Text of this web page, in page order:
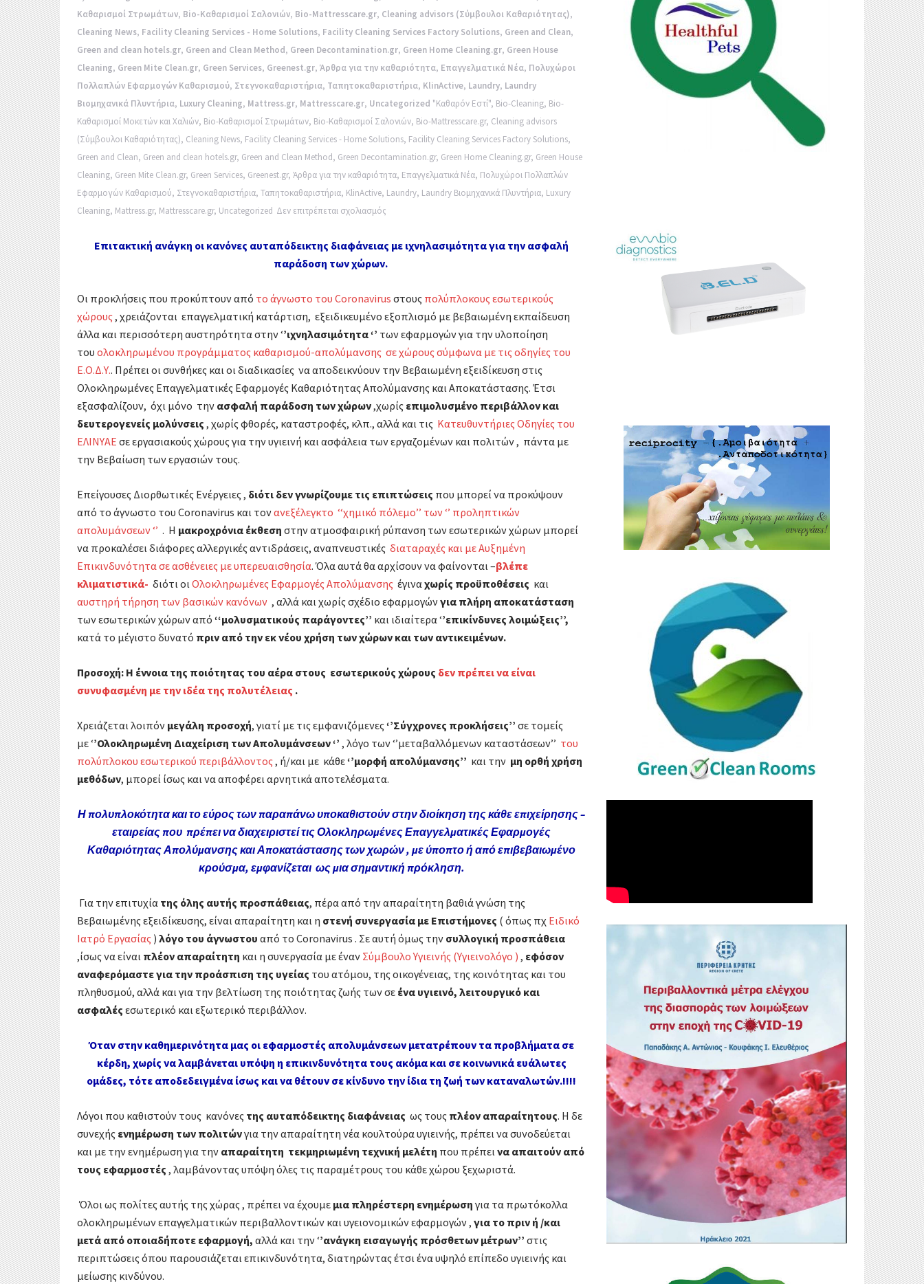
Καθαρισμοί Στρωμάτων, Bio-Καθαρισμοί Σαλονιών, Bio-Mattresscare.gr, Cleaning advisors (Σύμβουλοι Καθαριότητας),
Cleaning News, Facility Cleaning Services - Home Solutions, Facility Cleaning Services Factory Solutions, Green and Clean,
Green and clean hotels.gr, Green and Clean Method, Green Decontamination.gr, Green Home Cleaning.gr, Green House
Cleaning, Green Mite Clean.gr, Green Services, Greenest.gr, Άρθρα για την καθαριότητα, Επαγγελματικά Νέα, Πολυχώροι
Πολλαπλών Εφαρμογών Καθαρισμού, Στεγνοκαθαριστήρια, Ταπητοκαθαριστήρια, KlinActive, Laundry, Laundry
Βιομηχανικά Πλυντήρια, Luxury Cleaning, Mattress.gr, Mattresscare.gr, Uncategorized "Καθαρόν Εστί", Bio-Cleaning, Bio-
Καθαρισμοί Μοκετών και Χαλιών, Bio-Καθαρισμοί Στρωμάτων, Bio-Καθαρισμοί Σαλονιών, Bio-Mattresscare.gr, Cleaning advisors
(Σύμβουλοι Καθαριότητας), Cleaning News, Facility Cleaning Services - Home Solutions, Facility Cleaning Services Factory Solutions,
Green and Clean, Green and clean hotels.gr, Green and Clean Method, Green Decontamination.gr, Green Home Cleaning.gr, Green House
Cleaning, Green Mite Clean.gr, Green Services, Greenest.gr, Άρθρα για την καθαριότητα, Επαγγελματικά Νέα, Πολυχώροι Πολλαπλών
Εφαρμογών Καθαρισμού, Στεγνοκαθαριστήρια, Ταπητοκαθαριστήρια, KlinActive, Laundry, Laundry Βιομηχανικά Πλυντήρια, Luxury
Cleaning, Mattress.gr, Mattresscare.gr, Uncategorized Δεν επιτρέπεται σχολιασμός
ανάγκη
οι
αυταπόδεικτης
διαφάνειας
με
ιχνηλασιμότητα
για
την
ασφαλή
παράδοση
των
Επιτακτική ανάγκη οι κανόνες αυταπόδεικτης διαφάνειας με ιχνηλασιμότητα για την ασφαλή
παράδοση των χώρων.
Οι προκλήσεις που προκύπτουν από το άγνωστο του Coronavirus στους πολύπλοκους εσωτερικούς
χώρους , χρειάζονται επαγγελματική κατάρτιση, εξειδικευμένο εξοπλισμό με βεβαιωμένη εκπαίδευση
άλλα και περισσότερη αυστηρότητα στην ‘’ιχνηλασιμότητα ‘’ των εφαρμογών για την υλοποίηση
του ολοκληρωμένου προγράμματος καθαρισμού-απολύμανσης σε χώρους σύμφωνα με τις οδηγίες του
Ε.Ο.Δ.Υ.. Πρέπει οι συνθήκες και οι διαδικασίες να αποδεικνύουν την Βεβαιωμένη εξειδίκευση στις
Ολοκληρωμένες Επαγγελματικές Εφαρμογές Καθαριότητας Απολύμανσης και Αποκατάστασης. Έτσι
εξασφαλίζουν, όχι μόνο την ασφαλή παράδοση των χώρων,χωρίς επιμολυσμένο περιβάλλον και
δευτερογενείς μολύνσεις , χωρίς φθορές, καταστροφές, κλπ., αλλά και τις Κατευθυντήριες Οδηγίες του
ΕΛΙΝΥΑΕ σε εργασιακούς χώρους για την υγιεινή και ασφάλεια των εργαζομένων και πολιτών , πάντα με
την Βεβαίωση των εργασιών τους.
Επείγουσες Διορθωτικές Ενέργειες , διότι δεν γνωρίζουμε τις επιπτώσεις που μπορεί να προκύψουν
από το άγνωστο του Coronavirus και τονανεξέλεγκτο ‘‘χημικό πόλεμο’’ των ‘’ προληπτικών
απολυμάνσεων ‘’ . Η μακροχρόνια έκθεση στην ατμοσφαιρική ρύπανση των εσωτερικών χώρων μπορεί
να προκαλέσει διάφορες αλλεργικές αντιδράσεις, αναπνευστικές διαταραχές και με Αυξημένη
Επικινδυνότητα σε ασθένειες με υπερευαισθησία. Όλα αυτά θα αρχίσουν να φαίνονται –βλέπε
κλιματιστικά- διότι οιΟλοκληρωμένες Εφαρμογές Απολύμανσης έγιναχωρίς προϋποθέσεις και
αυστηρή τήρηση των βασικών κανόνων , αλλά και χωρίς σχέδιο εφαρμογώνγια πλήρη αποκατάσταση
των εσωτερικών χώρων από ‘‘μολυσματικούς παράγοντες’’ και ιδιαίτερα ‘’επικίνδυνες λοιμώξεις’’,
κατά το μέγιστο δυνατό πριν από την εκ νέου χρήση των χώρων και των αντικειμένων.
Προσοχή: Η έννοια της ποιότητας του αέρα στους εσωτερικούς χώρους δεν πρέπει να είναι
συνυφασμένη με την ιδέα της πολυτέλειας .
Χρειάζεται λοιπόν μεγάλη προσοχή, γιατί με τις εμφανιζόμενες‘’Σύγχρονες προκλήσεις’’ σε τομείς
με ‘’Ολοκληρωμένη Διαχείριση των Απολυμάνσεων ‘’ , λόγο των ‘’μεταβαλλόμενων καταστάσεων’’ του
πολύπλοκου εσωτερικού περιβάλλοντος , ή/και με κάθε‘’μορφή απολύμανσης’’ και την μη ορθή χρήση
μεθόδων, μπορεί ίσως και να αποφέρει αρνητικά αποτελέσματα.
Η πολυπλοκότητα και το εύρος των παραπάνω υποκαθιστούν στην διοίκηση της κάθε επιχείρησης –
εταιρείας που πρέπει να διαχειριστεί τις Ολοκληρωμένες Επαγγελματικές Εφαρμογές
Καθαριότητας Απολύμανσης και Αποκατάστασης των χωρών , με ύποπτο ή από επιβεβαιωμένο
κρούσμα, εμφανίζεται ως μια σημαντική πρόκληση.
Για την επιτυχία της όλης αυτής προσπάθειας, πέρα από την απαραίτητη βαθιά γνώση της
Βεβαιωμένης εξειδίκευσης, είναι απαραίτητη και η στενή συνεργασία με Επιστήμονες ( όπως πχ Ειδικό
Ιατρό Εργασίας ) λόγο του άγνωστου από το Coronavirus . Σε αυτή όμως την συλλογική προσπάθεια
,ίσως να είναι πλέον απαραίτητη και η συνεργασία με έναν Σύμβουλο Υγιεινής (Υγιεινολόγο ) , εφόσον
αναφερόμαστε για την προάσπιση της υγείας του ατόμου, της οικογένειας, της κοινότητας και του
πληθυσμού, αλλά και για την βελτίωση της ποιότητας ζωής των σε ένα υγιεινό, λειτουργικό και
ασφαλές εσωτερικό και εξωτερικό περιβάλλον.
Όταν στην καθημερινότητα μας οι εφαρμοστές απολυμάνσεων μετατρέπουν τα προβλήματα σε
κέρδη, χωρίς να λαμβάνεται υπόψη η επικινδυνότητα τους ακόμα και σε κοινωνικά ευάλωτες
ομάδες, τότε αποδεδειγμένα ίσως και να θέτουν σε κίνδυνο την ίδια τη ζωή των καταναλωτών.!!!!
Λόγοι που καθιστούν τους κανόνες της αυταπόδεικτης διαφάνειας ως τους πλέον απαραίτητους. Η δε
συνεχής ενημέρωση των πολιτώνγια την απαραίτητη νέα κουλτούρα υγιεινής, πρέπει να συνοδεύεται
και με την ενημέρωση για την απαραίτητη τεκμηριωμένη τεχνική μελέτη που πρέπεινα απαιτούν από
τους εφαρμοστές , λαμβάνοντας υπόψη όλες τις παραμέτρους του κάθε χώρου ξεχωριστά.
Όλοι ως πολίτες αυτής της χώρας , πρέπει να έχουμε μια πληρέστερη ενημέρωσηγια τα πρωτόκολλα
ολοκληρωμένων επαγγελματικών περιβαλλοντικών και υγειονομικών εφαρμογών , για το πριν ή /και
μετά από οποιαδήποτε εφαρμογή, αλλά και την ‘’ανάγκη εισαγωγής πρόσθετων μέτρων’’ στις
περιπτώσεις όπου παρουσιάζεται επικινδυνότητα, διατηρώντας έτσι ένα υψηλό επίπεδο υγιεινής και
μείωσης κινδύνου.
r
α
σ
τ
ε
ί
τ
ε